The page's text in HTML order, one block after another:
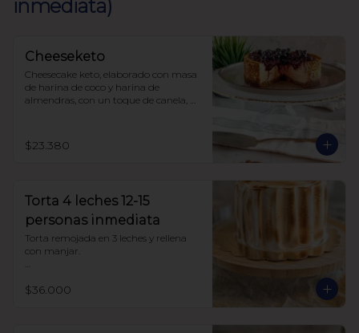
inmediata)
Cheeseketo
Cheesecake keto, elaborado con masa
de harina de coco y harina de
almendras, con un toque de canela,
endulzado con alulosa.
$23.380
Torta 4 leches 12-15
personas inmediata
Torta remojada en 3 leches y rellena
con manjar.
Harina de trigo
$36.000